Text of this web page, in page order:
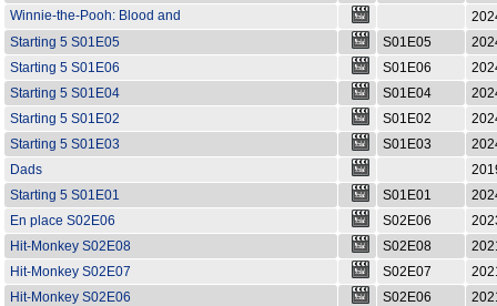
Winnie-the-Pooh: Blood and
Honey 2
Starting 5 S01E05
S01E05
Starting 5 S01E06
S01E06
Starting 5 S01E04
S01E04
Starting 5 S01E02
S01E02
Starting 5 S01E03
S01E03
Dads
Starting 5 S01E01
S01E01
En place S02E06
S02E06
Hit-Monkey S02E08
S02E08
Hit-Monkey S02E07
S02E07
Hit-Monkey S02E06
S02E06